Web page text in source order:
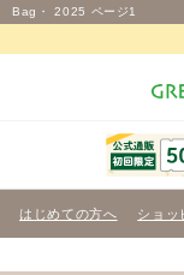
Bag・ 2025 ページ1
はじめての方へ ショッ